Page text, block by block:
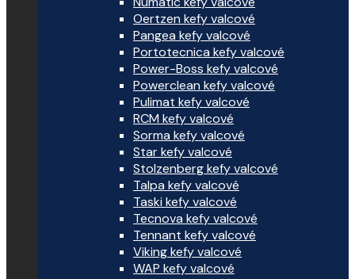
Oertzen kefy valcové
Pangea kefy valcové
Portotecnica kefy valcové
Power-Boss kefy valcové
Powerclean kefy valcové
Pulimat kefy valcové
RCM kefy valcové
Sorma kefy valcové
Star kefy valcové
Stolzenberg kefy valcové
Talpa kefy valcové
Taski kefy valcové
Tecnova kefy valcové
Tennant kefy valcové
Viking kefy valcové
WAP kefy valcové